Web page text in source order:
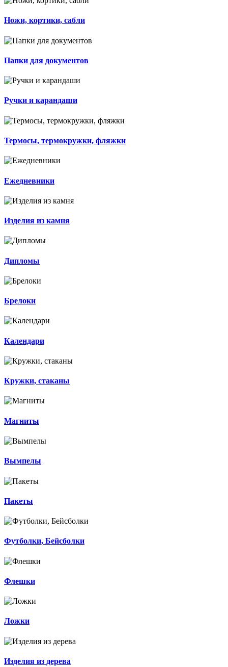
Ножи, кортики, сабли
Папки для документов
Ручки и карандаши
Термосы, термокружки, фляжки
Ежедневники
Изделия из камня
Дипломы
Брелоки
Календари
Кружки, стаканы
Магниты
Вымпелы
Пакеты
Футболки, Бейсболки
Флешки
Ложки
Изделия из дерева